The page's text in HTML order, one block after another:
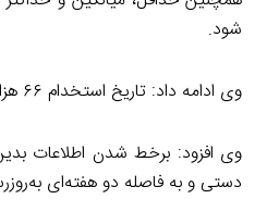
شود.
وی ادامه داد: تاریخ استخدام ۶۶ هزار نفر از کارکنان شهرداری نیز به اطلاعات منتشرشده روی وب سایت شفاف افزوده می‌شود.
وی افزود: برخط شدن اطلاعات
دستی و به فاصله دو هفته‌ای